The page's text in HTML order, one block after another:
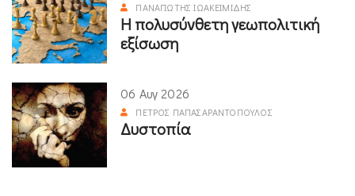
ΠΑΝΑΓΙΏΤΗΣ ΙΩΑΚΕΙΜΊΔΗΣ
Η πολυσύνθετη γεωπολιτική
εξίσωση
06 Αυγ 2026
ΠΈΤΡΟΣ ΠΑΠΑΣΑΡΑΝΤΌΠΟΥΛΟΣ
Δυστοπία